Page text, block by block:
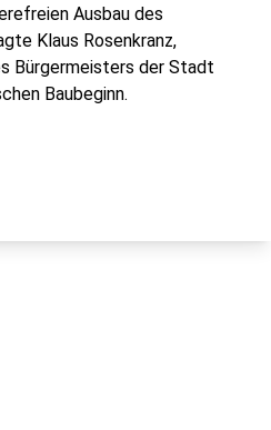
Ausbau des
Klaus Rosenkranz,
Bürgermeisters der Stadt
Baubeginn.